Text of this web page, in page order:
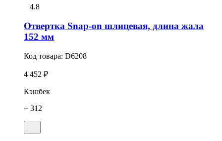
4.8
Отвеpтка Snap-on шлицевая, длина жала
152 мм
Код товара: D6208
4 452 ₽
Кэшбек
+ 312